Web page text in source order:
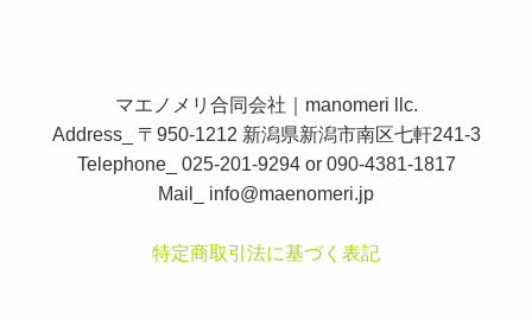
マエノメリ合同会社｜manomeri llc.
Address_ 〒950-1212 新潟県新潟市南区七軒241-3
Telephone_ 025-201-9294 or 090-4381-1817
Mail_ info@maenomeri.jp
特定商取引法に基づく表記